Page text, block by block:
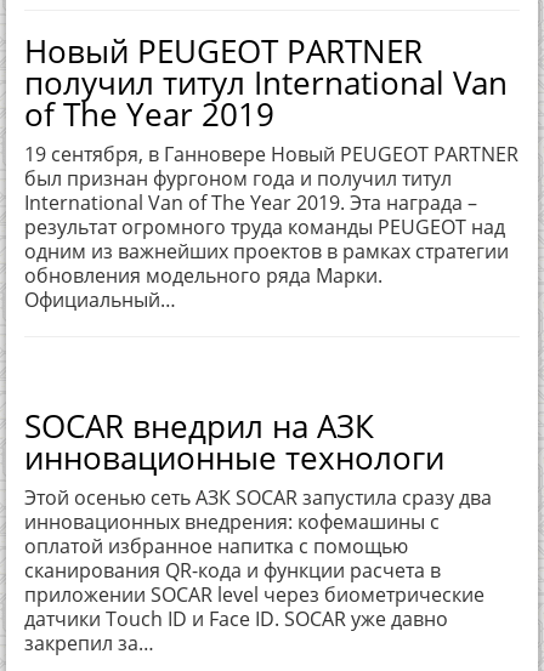
Новый PEUGEOT PARTNER
получил титул International Van
of The Year 2019
19 сентября, в Ганновере Новый PEUGEOT PARTNER
был признан фургоном года и получил титул
International Van of The Year 2019. Эта награда –
результат огромного труда команды PEUGEOT над
одним из важнейших проектов в рамках стратегии
обновления модельного ряда Марки.
Официальный…
SOCAR внедрил на АЗК
инновационные технологи
Этой осенью сеть АЗК SOCAR запустила сразу два
инновационных внедрения: кофемашины с
оплатой избранное напитка с помощью
сканирования QR-кода и функции расчета в
приложении SOCAR level через биометрические
датчики Touch ID и Face ID. SOCAR уже давно
закрепил за…